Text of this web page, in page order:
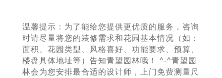
温馨提示：为了能给您提供更优质的服务，咨询
时请尽量将您的装修需求和花园基本情况（如：
面积、花园类型、风格喜好、功能要求、预算、
楼盘具体地址等）告知青望园林哦！ ^-^青望园
林会为您安排最合适的设计师，上门免费测量尺